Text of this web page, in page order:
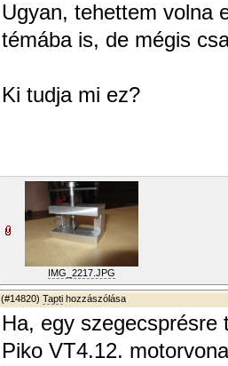
Ugyan, tehettem volna
témába is, de mégis
Ki tudja mi ez?
IMG_2217.JPG
(#14820) Tapti hozzászólása
Ha, egy szegecsprésre
Piko VT4.12.